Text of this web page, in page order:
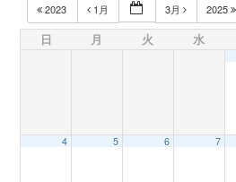
2023 1月 3月 2025
日 月 火 水
4 5 6 7